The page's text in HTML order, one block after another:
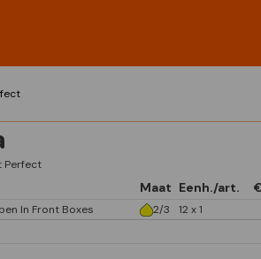
Perfect
Maat Eenh./art.
In Front Boxes 2/3 12 x 1